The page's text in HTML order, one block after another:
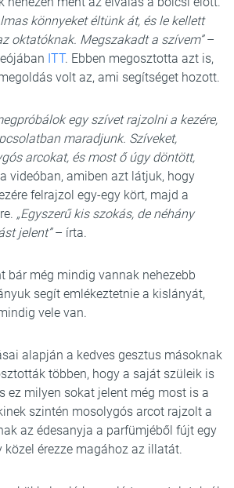
könnyeket éltünk át, és le kellett
oktatóknak. Megszakadt a szívem”–
ITT. Ebben megosztotta azt is,
volt az, ami segítséget hozott.
egy szívet rajzolni a kezére,
maradjunk. Szíveket,
arcokat, és most ő úgy döntött,
videóban, amiben azt látjuk, hogy
felrajzol egy-egy kört, majd a
„Egyszerű kis szokás, de néhány
jelent”– írta.
bár még mindig vannak nehezebb
segít emlékeztetnie a kislányát,
vele van.
alapján a kedves gesztus másoknak
többen, hogy a saját szüleik is
ez milyen sokat jelent még most is a
szintén mosolygós arcot rajzolt a
az édesanyja a parfümjéből fújt egy
közel érezze magához az illatát.